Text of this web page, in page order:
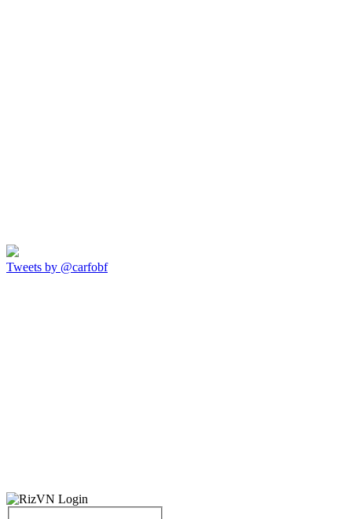
Tweets by @carfobf